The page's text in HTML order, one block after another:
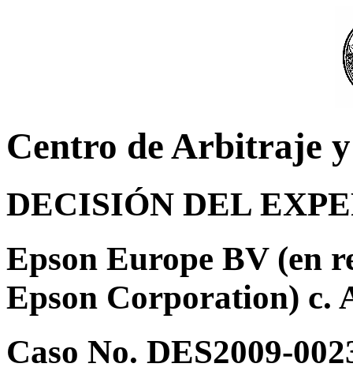
Centro de Arbitraje
DECISIÓN DEL
Epson Europe BV (en
Epson Corporation) c.
Caso No. DES2009-